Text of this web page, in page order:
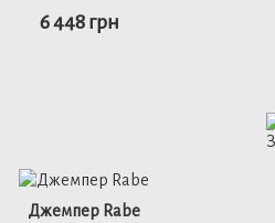
48 50 52
6 448 грн
Джемпер Rabe